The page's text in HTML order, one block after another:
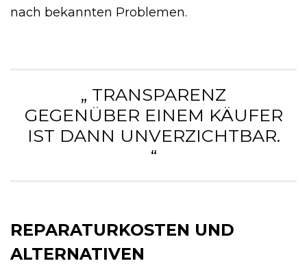
nach bekannten Problemen.
„ TRANSPARENZ
GEGENÜBER EINEM KÄUFER
IST DANN UNVERZICHTBAR.
“
REPARATURKOSTEN UND
ALTERNATIVEN